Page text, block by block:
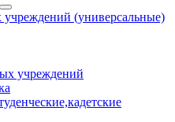
(универсальные)
учреждений